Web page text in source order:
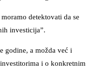
detektovati da se
investicija”.
godine, a možda već i
i o konkretnim